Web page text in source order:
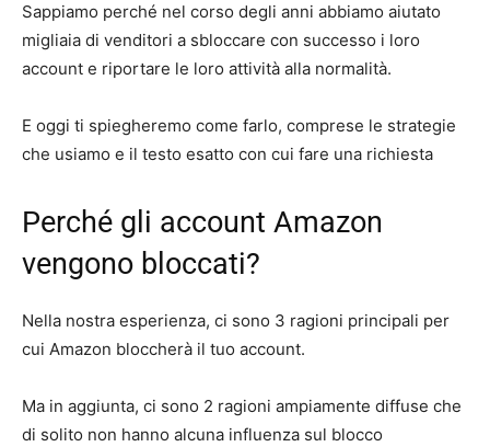
Sappiamo perché nel corso degli anni abbiamo aiutato
migliaia di venditori a sbloccare con successo i loro
account e riportare le loro attività alla normalità.
E oggi ti spiegheremo come farlo, comprese le strategie
che usiamo e il testo esatto con cui fare una richiesta
Perché gli account Amazon
vengono bloccati?
Nella nostra esperienza, ci sono 3 ragioni principali per
cui Amazon bloccherà il tuo account.
Ma in aggiunta, ci sono 2 ragioni ampiamente diffuse che
di solito non hanno alcuna influenza sul blocco